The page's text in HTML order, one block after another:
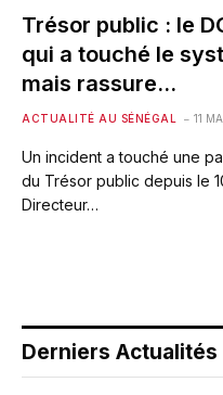
Trésor public : le
qui a touché le
mais rassure…
ACTUALITÉ AU SÉNÉGAL 11
Un incident a touché une
du Trésor public depuis le
Directeur…
Derniers Actualités